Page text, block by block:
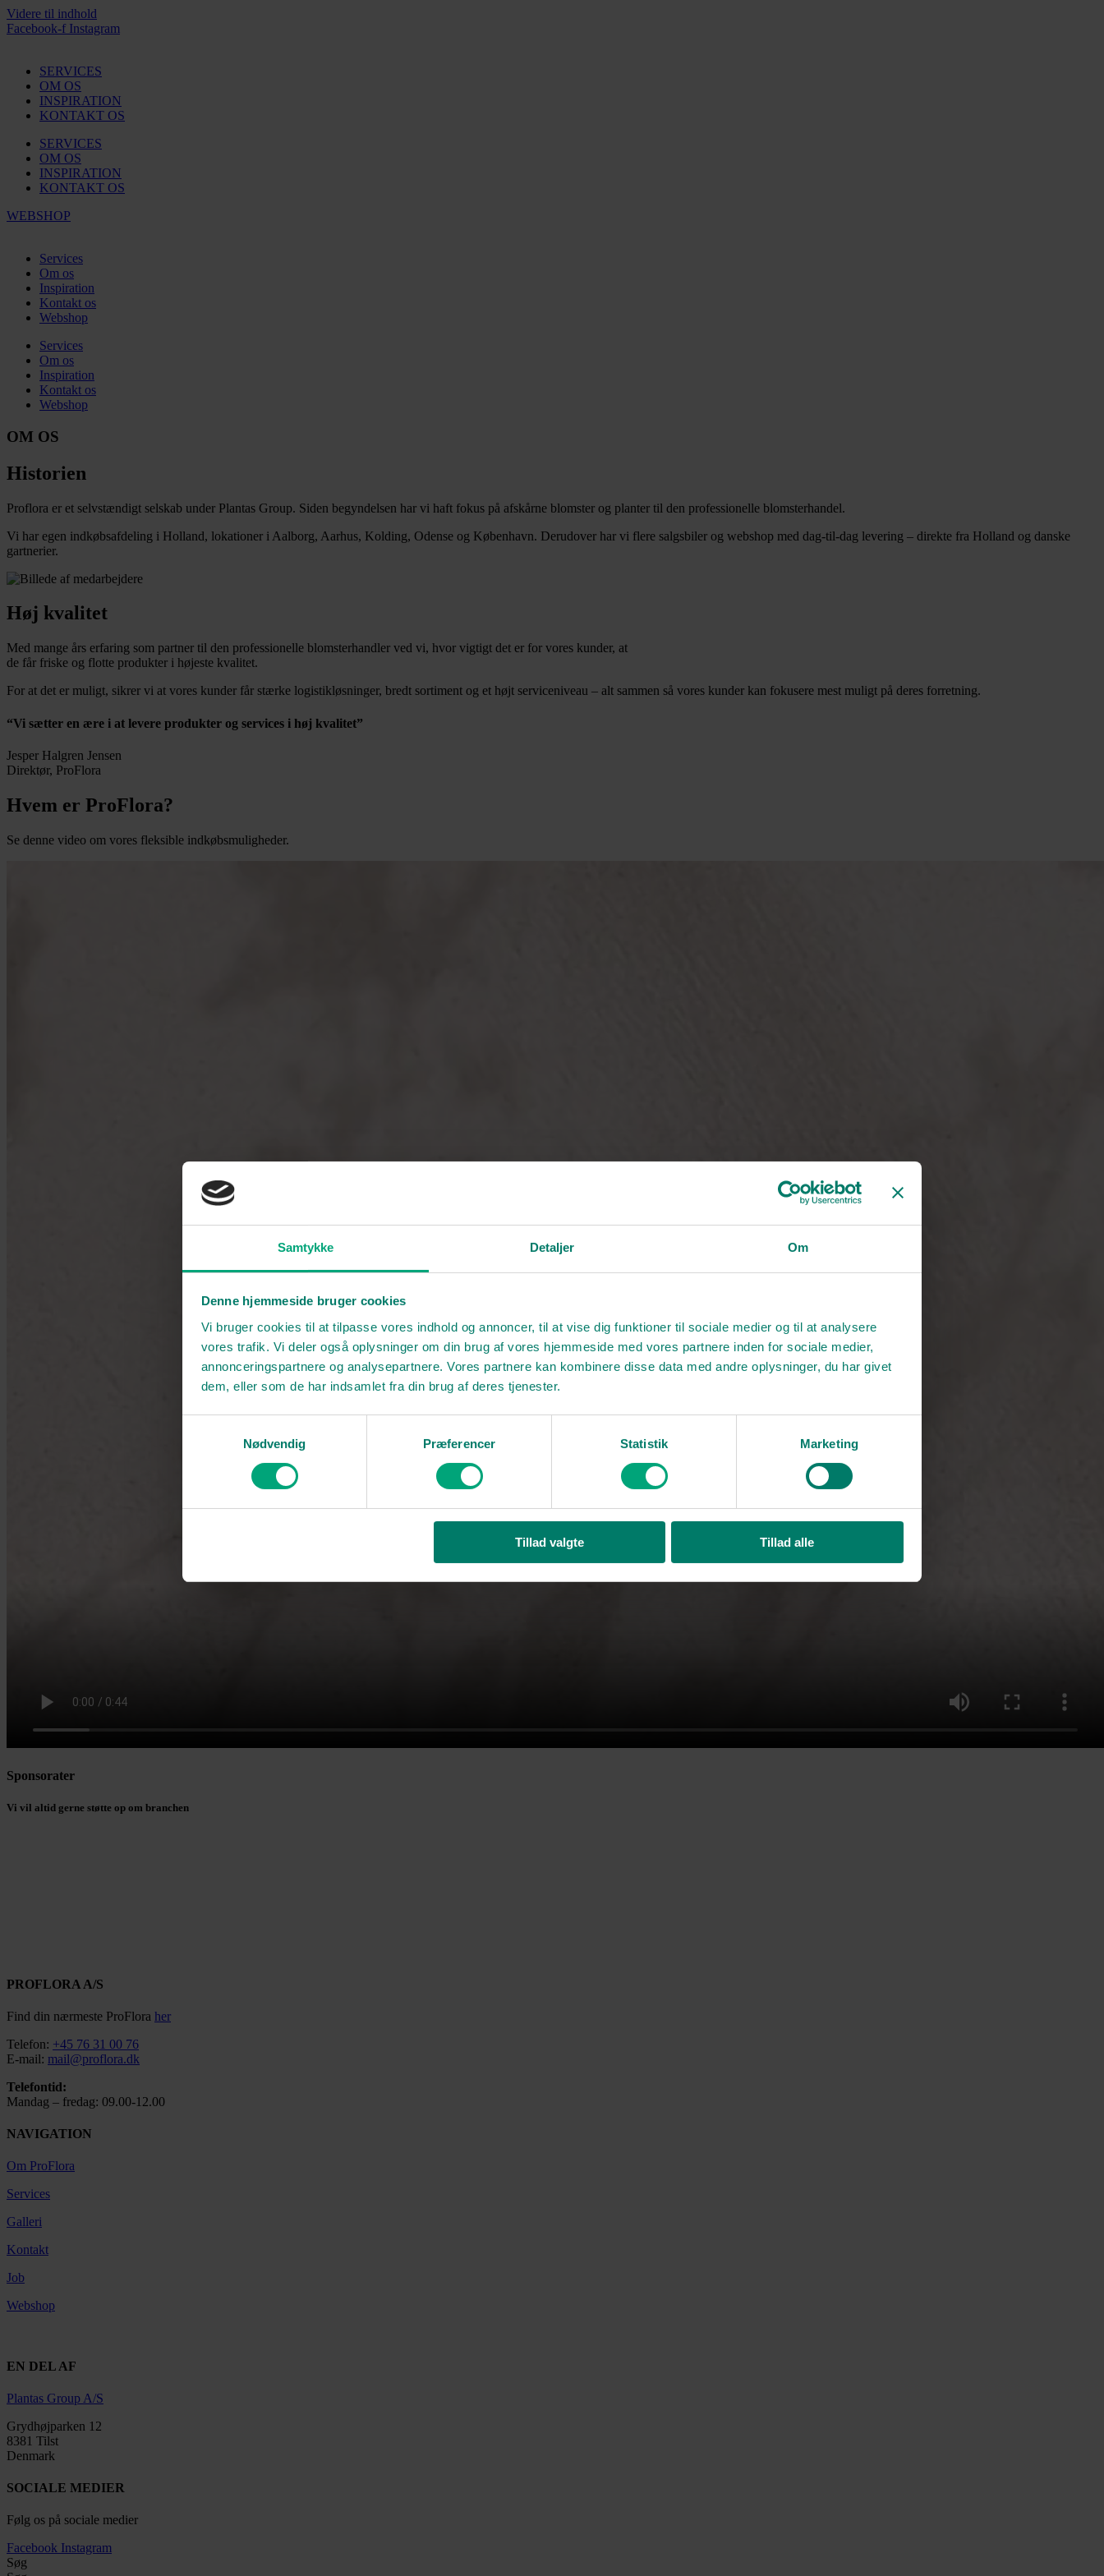
Samtykke Detaljer Om
Denne hjemmeside bruger cookies
Vi bruger cookies til at tilpasse vores indhold og annoncer, til at vise dig funktioner til sociale medier og til at analysere
vores trafik. Vi deler også oplysninger om din brug af vores hjemmeside med vores partnere inden for sociale medier,
annonceringspartnere og analysepartnere. Vores partnere kan kombinere disse data med andre oplysninger, du har givet
dem, eller som de har indsamlet fra din brug af deres tjenester.
Nødvendig
Præferencer Statistik Marketing
Tillad valgte Tillad alle
Videre til indhold
Facebook-f Instagram
SERVICES
OM OS
INSPIRATION
KONTAKT OS
SERVICES
OM OS
INSPIRATION
KONTAKT OS
WEBSHOP
Services
Om os
Inspiration
Kontakt os
Webshop
Services
Om os
Inspiration
Kontakt os
Webshop
OM OS
Historien
Proflora er et selvstændigt selskab under Plantas Group. Siden begyndelsen har vi haft fokus på afskårne blomster og planter til den professionelle blomsterhandel.
Vi har egen indkøbsafdeling i Holland, lokationer i Aalborg, Aarhus, Kolding, Odense og København. Derudover har vi flere salgsbiler og webshop med dag-til-dag levering – direkte fra Holland og danske
gartnerier.
Høj kvalitet
Med mange års erfaring som partner til den professionelle blomsterhandler ved vi, hvor vigtigt det er for vores kunder, at
de får friske og flotte produkter i højeste kvalitet.
For at det er muligt, sikrer vi at vores kunder får stærke logistikløsninger, bredt sortiment og et højt serviceniveau – alt sammen så vores kunder kan fokusere mest muligt på deres forretning.
“Vi sætter en ære i at levere produkter og services i høj kvalitet”
Jesper Halgren Jensen
Direktør, ProFlora
Hvem er ProFlora?
Se denne video om vores fleksible indkøbsmuligheder.
Sponsorater
Vi vil altid gerne støtte op om branchen
PROFLORA A/S
Find din nærmeste ProFlora her
Telefon: +45 76 31 00 76
E-mail: mail@proflora.dk
Telefontid:
Mandag – fredag: 09.00-12.00
NAVIGATION
Om ProFlora
Services
Galleri
Kontakt
Job
Webshop
EN DEL AF
Plantas Group A/S
Grydhøjparken 12
8381 Tilst
Denmark
SOCIALE MEDIER
Følg os på sociale medier
Facebook Instagram
Søg